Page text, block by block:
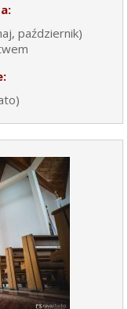
październik)